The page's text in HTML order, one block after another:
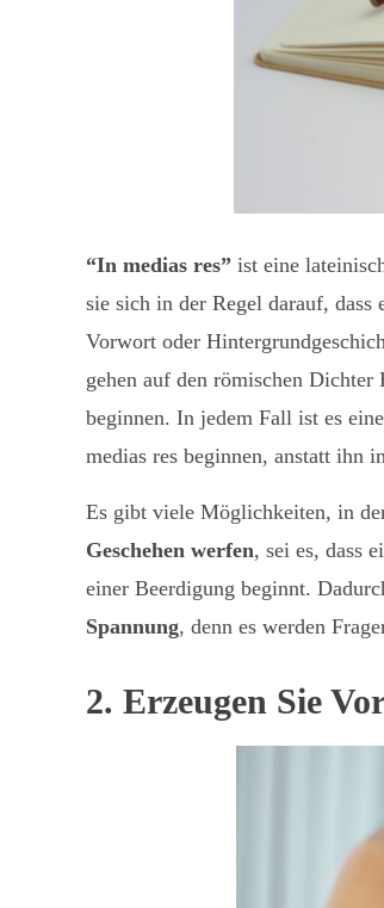
“In medias res” ist eine
sie sich in der Regel darauf,
Vorwort oder
gehen auf den römischen Dichter
beginnen. In jedem Fall ist es
medias res beginnen, anstatt ihn
Es gibt viele Möglichkeiten, in
Geschehen werfen, sei es, dass
einer Beerdigung beginnt.
Spannung, denn es werden
2. Erzeugen Sie